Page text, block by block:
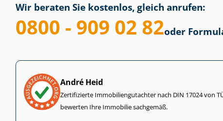
Wir beraten Sie kostenlos, gleich anrufen:
0800 - 909 02 82oder
André Heid
Zertifizierte Im­mo­bi­li­en­gut­ach­ter nach DIN 17024 von
bewerten Ihre Immobilie sachgemäß.